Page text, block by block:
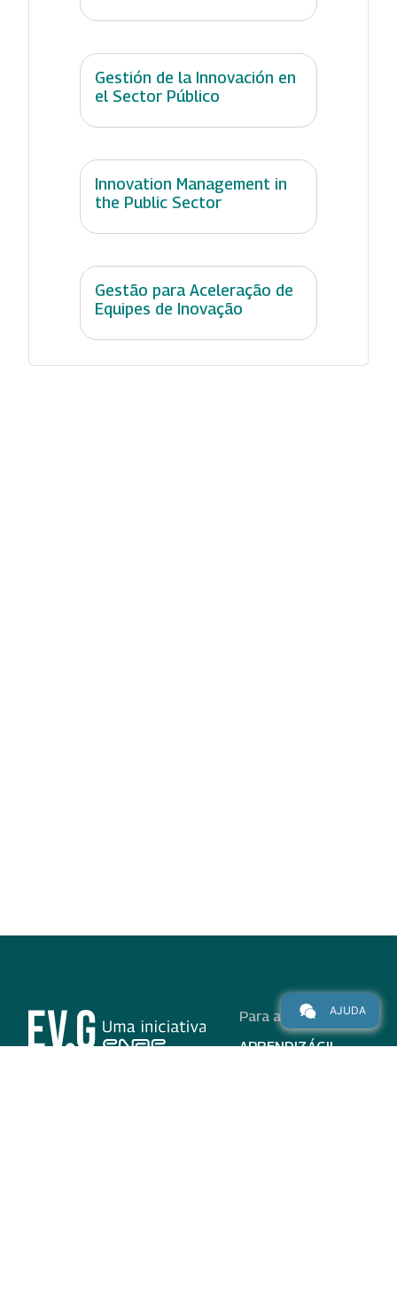
Gestión de la Innovación en
el Sector Público
Innovation Management in
the Public Sector
Gestão para Aceleração de
Equipes de Inovação
Para alunos
APRENDIZÁGIL
AJUDA